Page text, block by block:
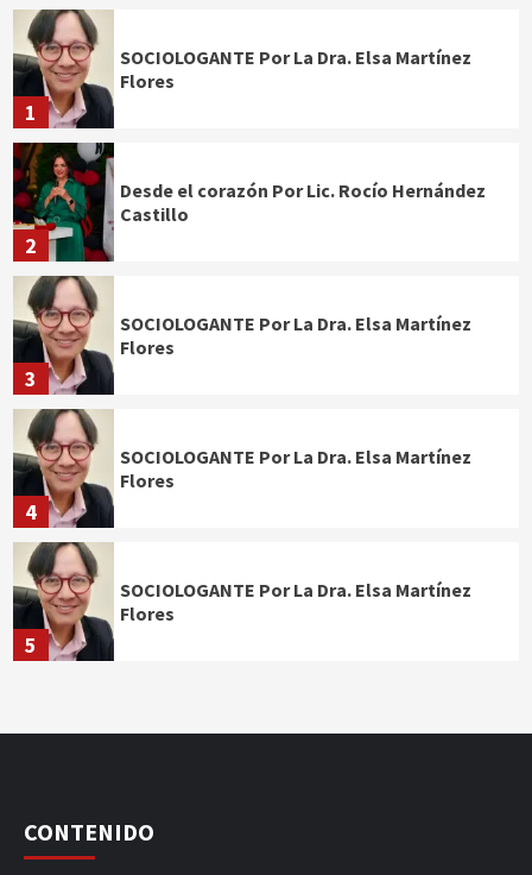
1
SOCIOLOGANTE Por La Dra. Elsa Martínez
Flores
2
Desde el corazón Por Lic. Rocío Hernández
Castillo
3
SOCIOLOGANTE Por La Dra. Elsa Martínez
Flores
4
SOCIOLOGANTE Por La Dra. Elsa Martínez
Flores
5
SOCIOLOGANTE Por La Dra. Elsa Martínez
Flores
CONTENIDO